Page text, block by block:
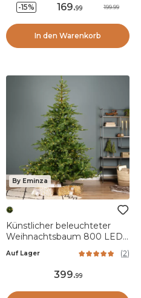
-15% 169.99 199.99
In den Warenkorb
By Eminza
Künstlicher beleuchteter
Weihnachtsbaum 800 LED
Tannengrün
Auf Lager (2)
399.99